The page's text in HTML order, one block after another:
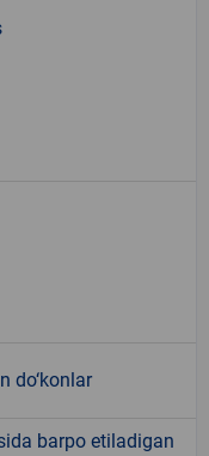
do‘konlar
barpo etiladigan